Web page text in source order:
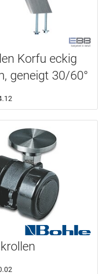
Korfu eckig
geneigt 30/60°